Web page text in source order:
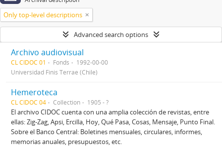
Only top-level descriptions
Advanced search options
Archivo audiovisual
CL CIDOC 01 Fonds
1992-00-00
Universidad Finis Terrae (Chile)
Hemeroteca
CL CIDOC 04 Collection 1905 - ?
El archivo CIDOC cuenta con una amplia colección de revistas, entre
ellas: Zig-Zag, Apsi, Ercilla, Hoy, Qué Pasa, Cosas, Mensaje, Punto Final.
Sobre el Banco Central: Boletines mensuales, circulares, informes,
memorias anuales, presupuestos, etc.